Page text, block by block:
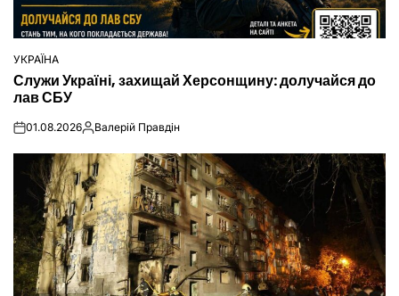
ОПУБЛІКУВАТИ
У
УКРАЇНА
Служи Україні, захищай Херсонщину: долучайся до
лав СБУ
on01.08.2026Опубліковано
Валерій Правдін